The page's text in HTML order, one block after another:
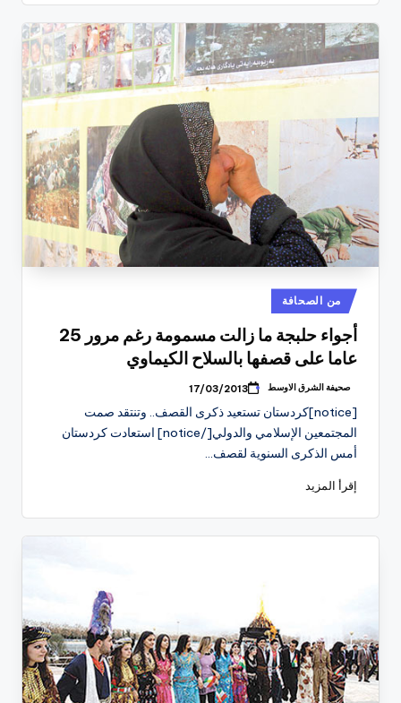
نُشر
في
من الصحافة
أجواء حلبجة ما زالت مسمومة رغم مرور 25
عاما على قصفها بالسلاح الكيماوي
تمّ
بواسطة
صحيفة الشرق الاوسط 17/03/2013
[notice]كردستان تستعيد ذكرى القصف.. وتنتقد صمت
المجتمعين الإسلامي والدولي[/notice] استعادت كردستان
أمس الذكرى السنوية لقصف…
إقرأ المزيد